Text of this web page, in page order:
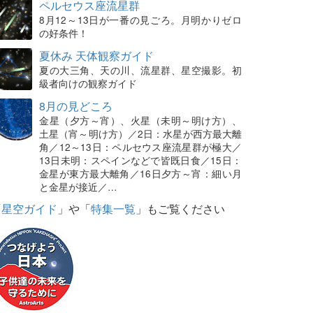
ペルセウス座流星群
8月12～13日が一番の見ごろ。月明かりゼロ
の好条件！
夏休み 天体観察ガイド
夏の大三角、天の川、流星群、星空撮影。初
級者向けの観察ガイド
8月の見どころ
金星（夕方～宵）、火星（未明～明け方）、
土星（宵～明け方）／2日：水星が西方最大離
角／12～13日：ペルセウス座流星群が極大／
13日未明：スペインなどで皆既日食／15日：
金星が東方最大離角／16日夕方～宵：細い月
と金星が接近／…
星空ガイド 」や「特集一覧 」もご覧ください